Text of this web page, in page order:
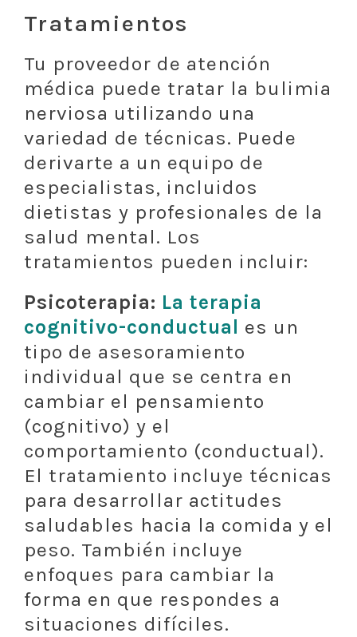
Tratamientos
Tu proveedor de atención
médica puede tratar la bulimia
nerviosa utilizando una
variedad de técnicas. Puede
derivarte a un equipo de
especialistas, incluidos
dietistas y profesionales de la
salud mental. Los
tratamientos pueden incluir:
Psicoterapia: La terapia
cognitivo-conductual es un
tipo de asesoramiento
individual que se centra en
cambiar el pensamiento
(cognitivo) y el
comportamiento (conductual).
El tratamiento incluye técnicas
para desarrollar actitudes
saludables hacia la comida y el
peso. También incluye
enfoques para cambiar la
forma en que respondes a
situaciones difíciles.